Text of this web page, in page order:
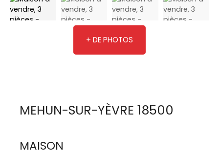
+ DE PHOTOS
MEHUN-SUR-YÈVRE 18500
MAISON